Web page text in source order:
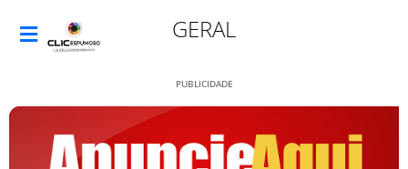
GERAL
PUBLICIDADE